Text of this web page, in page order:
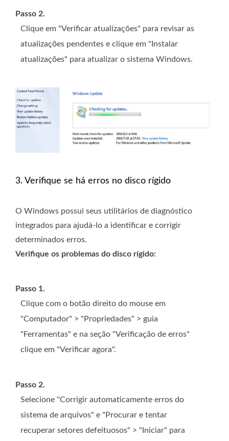
Passo 2.
Clique em "Verificar atualizações" para revisar as
atualizações pendentes e clique em "Instalar
atualizações" para atualizar o sistema Windows.
3. Verifique se há erros no disco rígido
O Windows possui seus utilitários de diagnóstico
integrados para ajudá-lo a identificar e corrigir
determinados erros.
Verifique os problemas do disco rígido:
Passo 1.
Clique com o botão direito do mouse em
"Computador" > "Propriedades" > guia
"Ferramentas" e na seção "Verificação de erros"
clique em "Verificar agora".
Passo 2.
Selecione "Corrigir automaticamente erros do
sistema de arquivos" e "Procurar e tentar
recuperar setores defeituosos" > "Iniciar" para